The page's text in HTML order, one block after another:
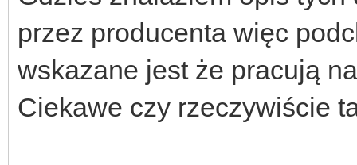
przez producenta więc
wskazane jest że pracują
Ciekawe czy rzeczywiście